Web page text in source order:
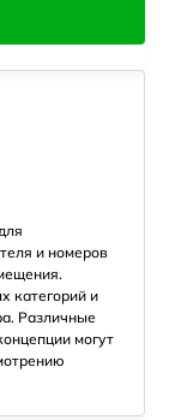
и номеров
категорий и
Различные
могут